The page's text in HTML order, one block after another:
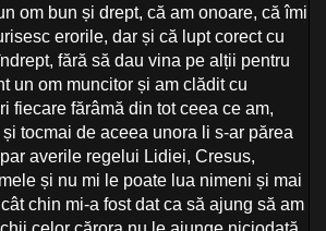
om bun și drept, că am onoare, că îmi
erorile, dar și că lupt corect cu
fără să dau vina pe alții pentru
un om muncitor și am clădit cu
fiecare fărâmă din tot ceea ce am,
tocmai de aceea unora li s-ar părea
averile regelui Lidiei, Cresus,
și nu mi le poate lua nimeni și mai
chin mi-a fost dat ca să ajung să am